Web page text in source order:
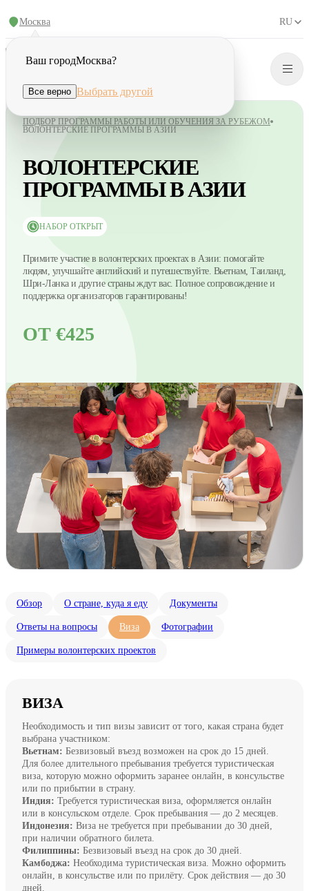
Москва
Ваш городМосква?
Все верно Выбрать другой
RU
ПОДБОР ПРОГРАММЫ РАБОТЫ ИЛИ ОБУЧЕНИЯ ЗА РУБЕЖОМ
ВОЛОНТЕРСКИЕ ПРОГРАММЫ В АЗИИ
ВОЛОНТЕРСКИЕ
ПРОГРАММЫ В АЗИИ
НАБОР ОТКРЫТ
Примите участие в волонтерских проектах в Азии: помогайте
людям, улучшайте английский и путешествуйте. Вьетнам, Таиланд,
Шри-Ланка и другие страны ждут вас. Полное сопровождение и
поддержка организаторов гарантированы!
ОТ €425
Обзор О стране, куда я еду Документы
Ответы на вопросы Виза Фотографии
Примеры волонтерских проектов
ВИЗА
Необходимость и тип визы зависит от того, какая страна будет
выбрана участником:
Вьетнам: Безвизовый въезд возможен на срок до 15 дней.
Для более длительного пребывания требуется туристическая
виза, которую можно оформить заранее онлайн, в консульстве
или по прибытии в страну.
Индия: Требуется туристическая виза, оформляется онлайн
или в консульском отделе. Срок пребывания — до 2 месяцев.
Индонезия: Виза не требуется при пребывании до 30 дней,
при наличии обратного билета.
Филиппины: Безвизовый въезд на срок до 30 дней.
Камбоджа: Необходима туристическая виза. Можно оформить
онлайн, в консульстве или по прилёту. Срок действия — до 30
дней.